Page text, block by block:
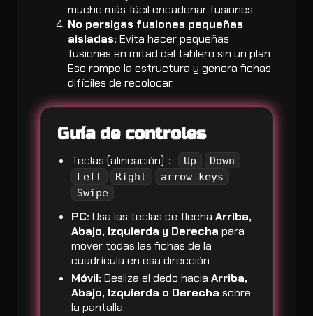
mucho más fácil encadenar fusiones.
No persigas fusiones pequeñas
aisladas: Evita hacer pequeñas
fusiones en mitad del tablero sin un plan.
Eso rompe la estructura y genera fichas
difíciles de recolocar.
Guía de controles
Teclas (alineación)： Up
Down
Left
Right
arrow keys
Swipe
PC: Usa las teclas de flecha Arriba,
Abajo, Izquierda y Derecha para
mover todas las fichas de la
cuadrícula en esa dirección.
Móvil: Desliza el dedo hacia Arriba,
Abajo, Izquierda o Derecha sobre
la pantalla.